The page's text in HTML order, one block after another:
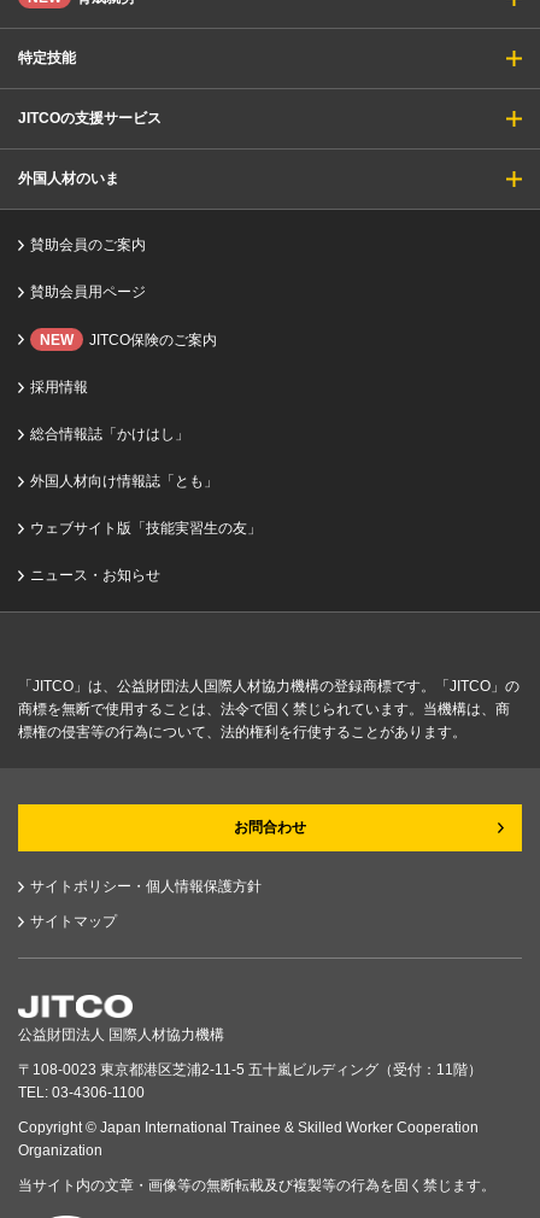
特定技能
JITCOの支援サービス
外国人材のいま
賛助会員のご案内
賛助会員用ページ
NEW JITCO保険のご案内
採用情報
総合情報誌「かけはし」
外国人材向け情報誌「とも」
ウェブサイト版「技能実習生の友」
ニュース・お知らせ
「JITCO」は、公益財団法人国際人材協力機構の登録商標です。「JITCO」の
商標を無断で使用することは、法令で固く禁じられています。当機構は、商
標権の侵害等の行為について、法的権利を行使することがあります。
お問合わせ
サイトポリシー・個人情報保護方針
サイトマップ
公益財団法人 国際人材協力機構
〒108-0023 東京都港区芝浦2-11-5 五十嵐ビルディング（受付：11階）
TEL: 03-4306-1100
Copyright © Japan International Trainee & Skilled Worker Cooperation
Organization
当サイト内の文章・画像等の無断転載及び複製等の行為を固く禁じます。